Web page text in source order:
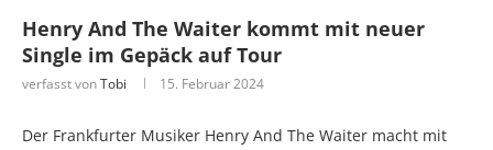
Henry And The Waiter kommt mit neuer
Single im Gepäck auf Tour
verfasst vonTobi 15. Februar 2024
Der Frankfurter Musiker Henry And The Waiter macht mit